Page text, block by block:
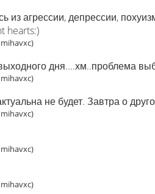
из агрессии, депрессии,
hearts:)
дня....хм..проблема
не будет. Завтра о